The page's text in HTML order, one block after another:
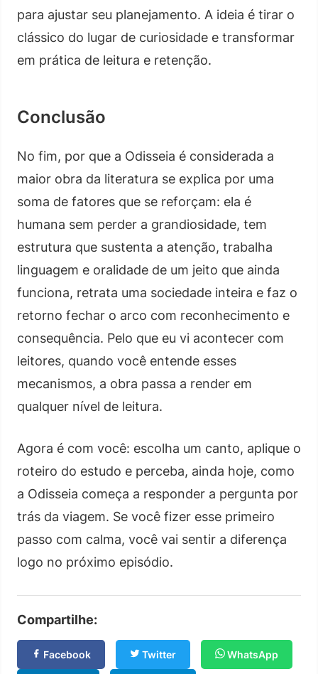
para ajustar seu planejamento. A ideia é tirar o
clássico do lugar de curiosidade e transformar
em prática de leitura e retenção.
Conclusão
No fim, por que a Odisseia é considerada a
maior obra da literatura se explica por uma
soma de fatores que se reforçam: ela é
humana sem perder a grandiosidade, tem
estrutura que sustenta a atenção, trabalha
linguagem e oralidade de um jeito que ainda
funciona, retrata uma sociedade inteira e faz o
retorno fechar o arco com reconhecimento e
consequência. Pelo que eu vi acontecer com
leitores, quando você entende esses
mecanismos, a obra passa a render em
qualquer nível de leitura.
Agora é com você: escolha um canto, aplique o
roteiro do estudo e perceba, ainda hoje, como
a Odisseia começa a responder a pergunta por
trás da viagem. Se você fizer esse primeiro
passo com calma, você vai sentir a diferença
logo no próximo episódio.
Compartilhe:
Facebook Twitter WhatsApp